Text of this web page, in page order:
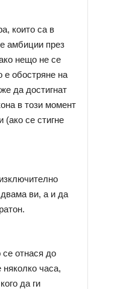
които са в
амбиции през
нещо не се
е обостряне на
да достигнат
в този момент
се стигне
ви, а и да
отнася до
часа,
да ги